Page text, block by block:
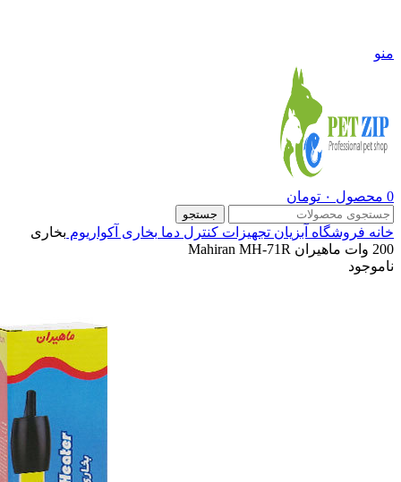
منو
0 محصول ۰ تومان
جستجو
خانه فروشگاه آبزیان تجهیزات کنترل دما بخاری آکواریوم بخاری
200 وات ماهیران Mahiran MH-71R
ناموجود